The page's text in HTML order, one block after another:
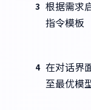
3 根据需求
指令模板
4 在对话界
至最优模